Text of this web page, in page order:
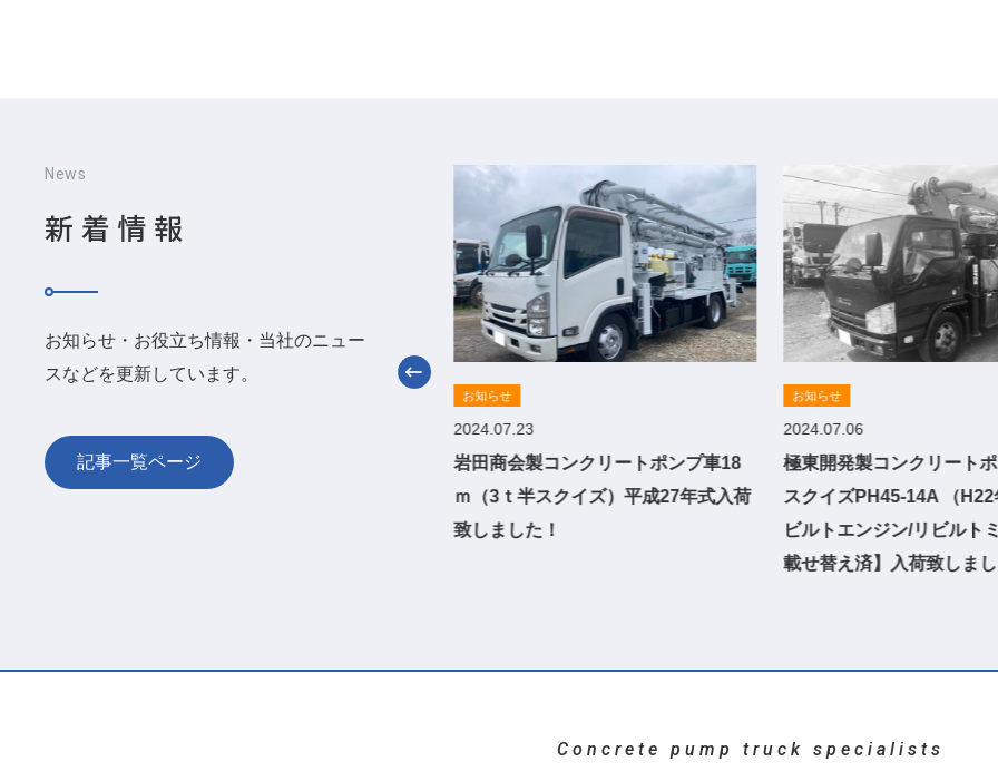
News
新着情報
お知らせ・お役立ち情報・当社のニュー
スなどを更新しています。
記事一覧ページ
販売完了のお知らせ_極東開発製コン
お知らせ
2024.07.23
岩田商会製コンクリートポンプ車18
ｍ（3ｔ半スクイズ）平成27年式入荷
致しました！
お知らせ
2024.07.06
極東開発製コンクリート
スクイズPH45-14A （H22
ビルトエンジン/リビルト
載せ替え済】入荷致しまし
Concrete pump truck specialists